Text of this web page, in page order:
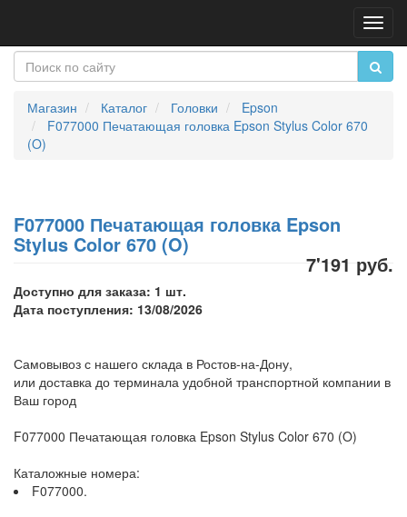
Магазин Каталог Головки
Epson
F077000 Печатающая головка Epson Stylus Color 670
(O)
F077000 Печатающая головка Epson
Stylus Color 670 (O)
7'191 руб.
Доступно для заказа: 1 шт.
Дата поступления: 13/08/2026
Самовывоз с нашего склада в Ростов-на-Дону,
или доставка до терминала удобной транспортной компании в
Ваш город
F077000 Печатающая головка Epson Stylus Color 670 (O)
Каталожные номера:
F077000.